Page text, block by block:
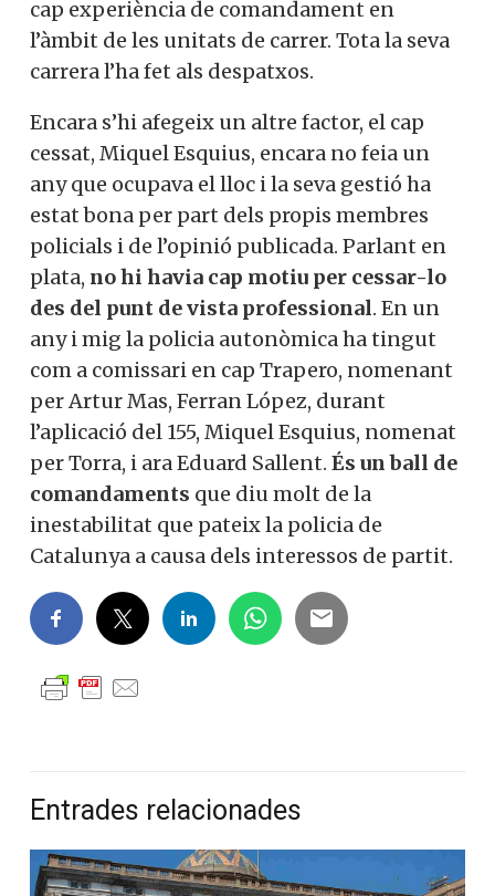
cap experiència de comandament en
l’àmbit de les unitats de carrer. Tota la seva
carrera l’ha fet als despatxos.
Encara s’hi afegeix un altre factor, el cap
cessat, Miquel Esquius, encara no feia un
any que ocupava el lloc i la seva gestió ha
estat bona per part dels propis membres
policials i de l’opinió publicada. Parlant en
plata, no hi havia cap motiu per cessar-lo
des del punt de vista professional. En un
any i mig la policia autonòmica ha tingut
com a comissari en cap Trapero, nomenant
per Artur Mas, Ferran López, durant
l’aplicació del 155, Miquel Esquius, nomenat
per Torra, i ara Eduard Sallent. És un ball de
comandaments que diu molt de la
inestabilitat que pateix la policia de
Catalunya a causa dels interessos de partit.
Entrades relacionades